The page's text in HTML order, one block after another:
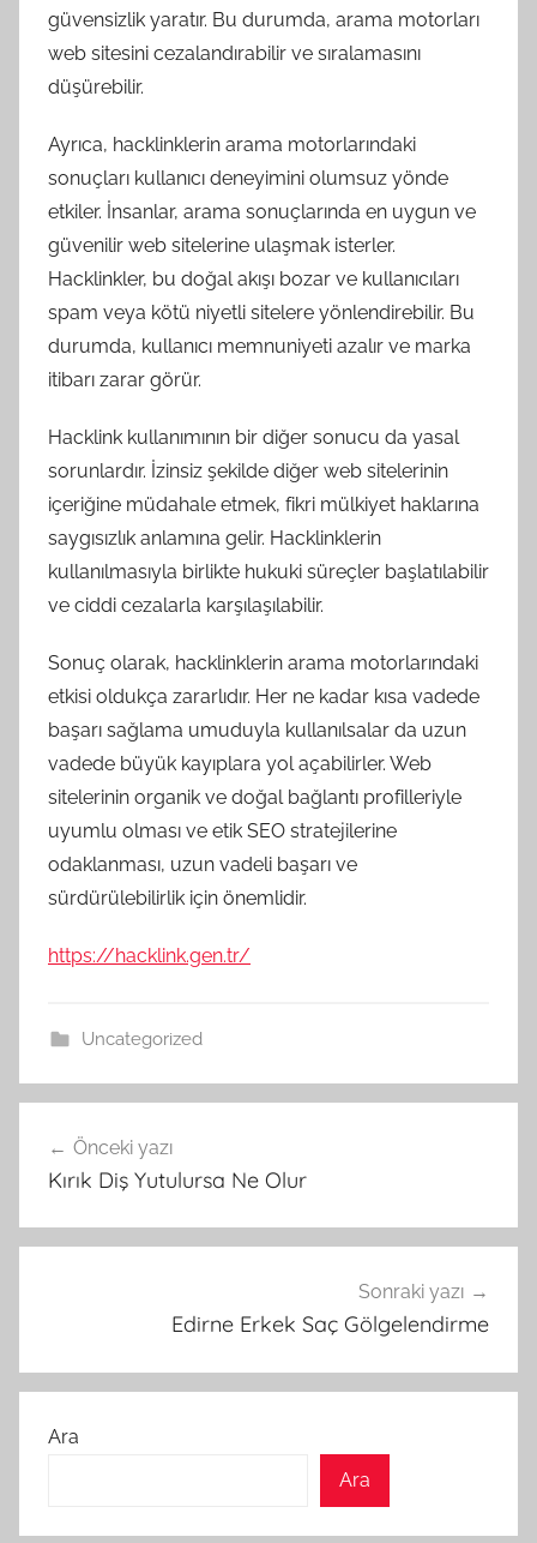
güvensizlik yaratır. Bu durumda, arama motorları
web sitesini cezalandırabilir ve sıralamasını
düşürebilir.
Ayrıca, hacklinklerin arama motorlarındaki
sonuçları kullanıcı deneyimini olumsuz yönde
etkiler. İnsanlar, arama sonuçlarında en uygun ve
güvenilir web sitelerine ulaşmak isterler.
Hacklinkler, bu doğal akışı bozar ve kullanıcıları
spam veya kötü niyetli sitelere yönlendirebilir. Bu
durumda, kullanıcı memnuniyeti azalır ve marka
itibarı zarar görür.
Hacklink kullanımının bir diğer sonucu da yasal
sorunlardır. İzinsiz şekilde diğer web sitelerinin
içeriğine müdahale etmek, fikri mülkiyet haklarına
saygısızlık anlamına gelir. Hacklinklerin
kullanılmasıyla birlikte hukuki süreçler başlatılabilir
ve ciddi cezalarla karşılaşılabilir.
Sonuç olarak, hacklinklerin arama motorlarındaki
etkisi oldukça zararlıdır. Her ne kadar kısa vadede
başarı sağlama umuduyla kullanılsalar da uzun
vadede büyük kayıplara yol açabilirler. Web
sitelerinin organik ve doğal bağlantı profilleriyle
uyumlu olması ve etik SEO stratejilerine
odaklanması, uzun vadeli başarı ve
sürdürülebilirlik için önemlidir.
https://hacklink.gen.tr/
Uncategorized
gezinmesi
Önceki yazı
Kırık Diş Yutulursa Ne Olur
Sonraki yazı
Edirne Erkek Saç Gölgelendirme
Ara
Ara